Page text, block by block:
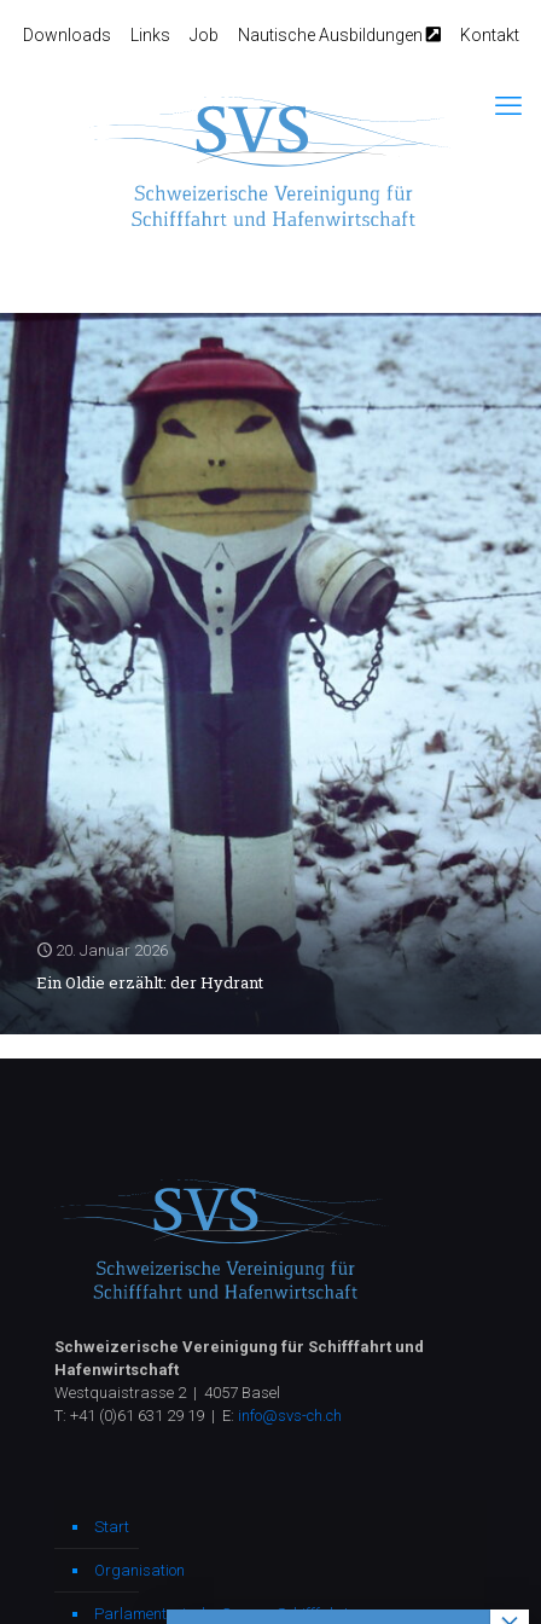
Downloads Links Job Nautische Ausbildungen Kontakt
20. Januar 2026
Ein Oldie erzählt: der Hydrant
Schweizerische Vereinigung für Schifffahrt und
Hafenwirtschaft
Westquaistrasse 2 | 4057 Basel
T: +41 (0)61 631 29 19 | E: info@svs-ch.ch
Start
Organisation
Parlamentarische Gruppe Schifffahrt